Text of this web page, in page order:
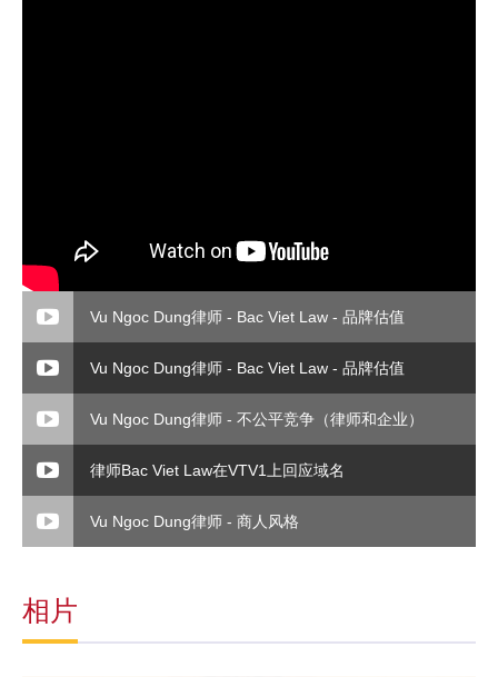
Vu Ngoc Dung律师 - Bac Viet Law - 品牌估值
Vu Ngoc Dung律师 - Bac Viet Law - 品牌估值
Vu Ngoc Dung律师 - 不公平竞争（律师和企业）
律师Bac Viet Law在VTV1上回应域名
Vu Ngoc Dung律师 - 商人风格
相片